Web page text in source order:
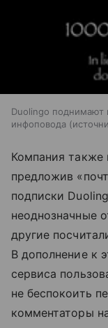
Duolingo поднимают
инфоповода
Компания также
предложив
подписки
неоднозначные
другие
В дополнение к
сервиса
не беспокоить
комментаторы